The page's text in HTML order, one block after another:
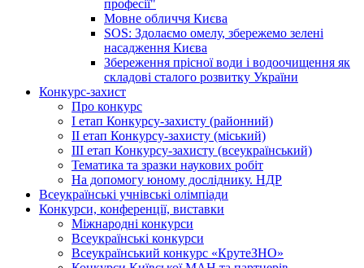
професії"
Мовне обличчя Києва
SOS: Здолаємо омелу, збережемо зелені
насадження Києва
Збереження прісної води і водоочищення як
складові сталого розвитку України
Конкурс-захист
Про конкурс
І етап Конкурсу-захисту (районний)
ІІ етап Конкурсу-захисту (міський)
ІІІ етап Конкурсу-захисту (всеукраїнський)
Тематика та зразки наукових робіт
На допомогу юному досліднику. НДР
Всеукраїнські учнівські олімпіади
Конкурси, конференції, виставки
Міжнародні конкурси
Всеукраїнські конкурси
Всеукраїнський конкурс «КрутеЗНО»